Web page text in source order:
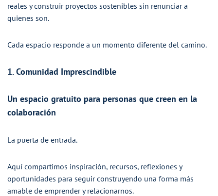
reales y construir proyectos sostenibles sin renunciar a
quienes son.
Cada espacio responde a un momento diferente del camino.
1. Comunidad Imprescindible
Un espacio gratuito para personas que creen en la
colaboración
La puerta de entrada.
Aquí compartimos inspiración, recursos, reflexiones y
oportunidades para seguir construyendo una forma más
amable de emprender y relacionarnos.